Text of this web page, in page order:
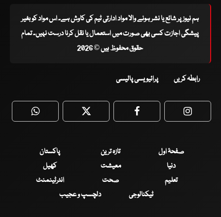
ہم نیوز پر شائع یا نشر ہونے والا مواد ادارتی ٹیم کی کاوش ہے۔ اس مواد کو بغیر
پیشگی اجازت کسی بھی صورت میں استعمال یا نقل کرنا درست نہیں۔ تمام
حقوق محفوظ ہیں © 2026
رابطہ کریں پرائیویسی پالیسی
WhatsApp Twitter Facebook
صفحۂ اول تازہ ترین
پاکستان
دنیا
معیشت
کھیل
تعلیم
صحت
انٹرٹینمنٹ
ٹیکنالوجی
دلچسپ و عجیب